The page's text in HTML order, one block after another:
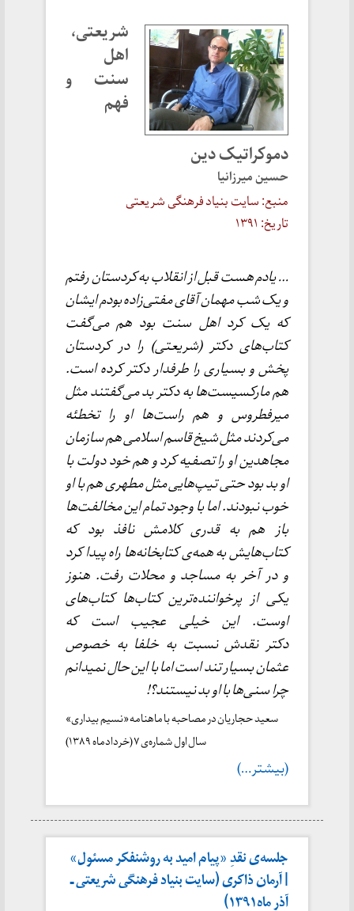
شریعتی،
اهل
سنت و
فهم
دموکراتیک دین
حسین میرزانیا
منبع: سایت بنیاد فرهنگی شریعتی
تاریخ: ۱۳۹۱
… یادم هست قبل از انقلاب به کردستان رفتم
و یک شب مهمان آقای مفتی‌زاده بودم ایشان
که یک کرد اهل سنت بود هم می‌گفت
کتاب‌های دکتر (شریعتی) را در کردستان
پخش و بسیاری را طرفدار دکتر کرده است.
هم مارکسیست‌ها به دکتر بد می‌گفتند مثل
میرفطروس و هم راست‌ها او را تخطئه
می‌کردند مثل شیخ قاسم اسلامی هم سازمان
مجاهدین او را تصفیه کرد و هم خود دولت با
او بد بود حتی تیپ‌هایی مثل مطهری هم با او
خوب نبودند. اما با وجود تمام این مخالفت‌ها
باز هم به قدری کلامش نافذ بود که
کتاب‌هایش به همه‌ی کتابخانه‌ها راه پیدا کرد
و در آخر به مساجد و محلات رفت. هنوز
یکی از پرخواننده‌ترین کتاب‌ها کتاب‌های
اوست. این خیلی عجیب است که
دکتر نقدش نسبت به خلفا به خصوص
عثمان بسیار تند است اما با این حال نمیدانم
چرا سنی‌ها با او بد نیستند؟!
سعید حجاریان در مصاحبه با ماهنامه «نسیم بیداری»
سال اول شماره‌ی ۷ (خردادماه ۱۳۸۹)
(بیشتر…)
جلسه‌ی نقدِ «پیام امید به روشنفکر مسئول»
| آرمان ذاکری (سایت بنیاد فرهنگی شریعتی ـ
آذر ماه۱۳۹۱)